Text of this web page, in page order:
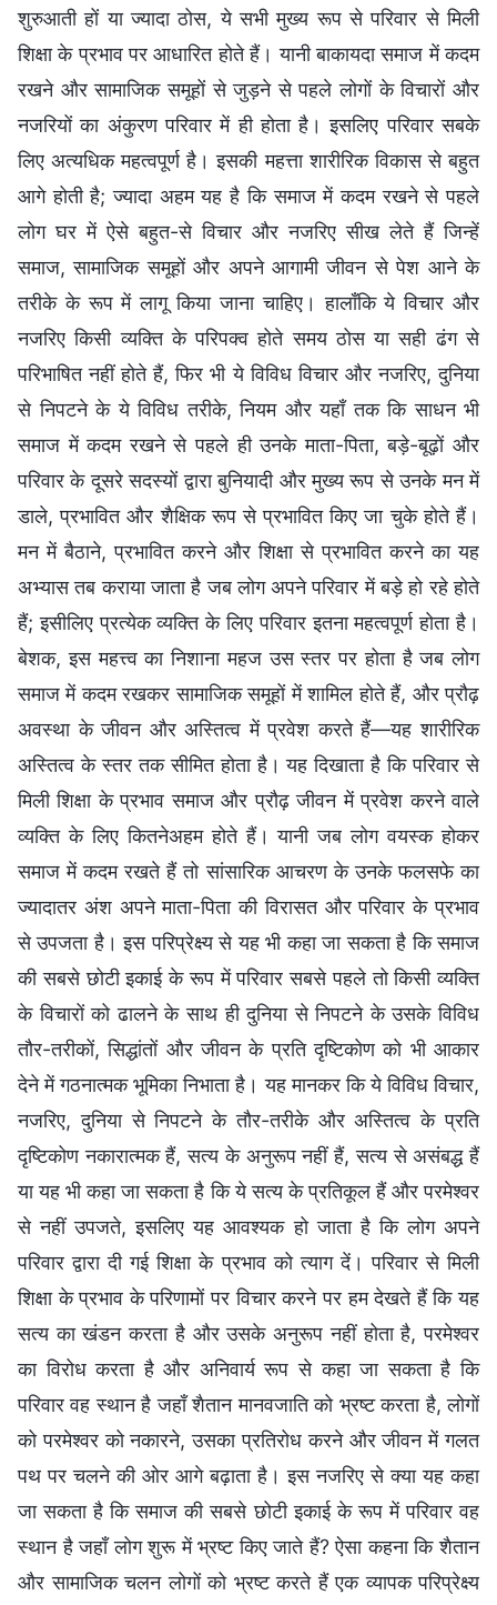
शुरुआती हों या ज्यादा ठोस, ये सभी मुख्य रूप से परिवार से मिली
शिक्षा के प्रभाव पर आधारित होते हैं। यानी बाकायदा समाज में कदम
रखने और सामाजिक समूहों से जुड़ने से पहले लोगों के विचारों और
नजरियों का अंकुरण परिवार में ही होता है। इसलिए परिवार सबके
लिए अत्यधिक महत्वपूर्ण है। इसकी महत्ता शारीरिक विकास से बहुत
आगे होती है; ज्यादा अहम यह है कि समाज में कदम रखने से पहले
लोग घर में ऐसे बहुत-से विचार और नजरिए सीख लेते हैं जिन्हें
समाज, सामाजिक समूहों और अपने आगामी जीवन से पेश आने के
तरीके के रूप में लागू किया जाना चाहिए। हालाँकि ये विचार और
नजरिए किसी व्यक्ति के परिपक्व होते समय ठोस या सही ढंग से
परिभाषित नहीं होते हैं, फिर भी ये विविध विचार और नजरिए, दुनिया
से निपटने के ये विविध तरीके, नियम और यहाँ तक कि साधन भी
समाज में कदम रखने से पहले ही उनके माता-पिता, बड़े-बूढ़ों और
परिवार के दूसरे सदस्यों द्वारा बुनियादी और मुख्य रूप से उनके मन में
डाले, प्रभावित और शैक्षिक रूप से प्रभावित किए जा चुके होते हैं।
मन में बैठाने, प्रभावित करने और शिक्षा से प्रभावित करने का यह
अभ्यास तब कराया जाता है जब लोग अपने परिवार में बड़े हो रहे होते
हैं; इसीलिए प्रत्येक व्यक्ति के लिए परिवार इतना महत्वपूर्ण होता है।
बेशक, इस महत्त्व का निशाना महज उस स्तर पर होता है जब लोग
समाज में कदम रखकर सामाजिक समूहों में शामिल होते हैं, और प्रौढ़
अवस्था के जीवन और अस्तित्व में प्रवेश करते हैं—यह शारीरिक
अस्तित्व के स्तर तक सीमित होता है। यह दिखाता है कि परिवार से
मिली शिक्षा के प्रभाव समाज और प्रौढ़ जीवन में प्रवेश करने वाले
व्यक्ति के लिए कितनेअहम होते हैं। यानी जब लोग वयस्क होकर
समाज में कदम रखते हैं तो सांसारिक आचरण के उनके फलसफे का
ज्यादातर अंश अपने माता-पिता की विरासत और परिवार के प्रभाव
से उपजता है। इस परिप्रेक्ष्य से यह भी कहा जा सकता है कि समाज
की सबसे छोटी इकाई के रूप में परिवार सबसे पहले तो किसी व्यक्ति
के विचारों को ढालने के साथ ही दुनिया से निपटने के उसके विविध
तौर-तरीकों, सिद्धांतों और जीवन के प्रति दृष्टिकोण को भी आकार
देने में गठनात्मक भूमिका निभाता है। यह मानकर कि ये विविध विचार,
नजरिए, दुनिया से निपटने के तौर-तरीके और अस्तित्व के प्रति
दृष्टिकोण नकारात्मक हैं, सत्य के अनुरूप नहीं हैं, सत्य से असंबद्ध हैं
या यह भी कहा जा सकता है कि ये सत्य के प्रतिकूल हैं और परमेश्वर
से नहीं उपजते, इसलिए यह आवश्यक हो जाता है कि लोग अपने
परिवार द्वारा दी गई शिक्षा के प्रभाव को त्याग दें। परिवार से मिली
शिक्षा के प्रभाव के परिणामों पर विचार करने पर हम देखते हैं कि यह
सत्य का खंडन करता है और उसके अनुरूप नहीं होता है, परमेश्वर
का विरोध करता है और अनिवार्य रूप से कहा जा सकता है कि
परिवार वह स्थान है जहाँ शैतान मानवजाति को भ्रष्ट करता है, लोगों
को परमेश्वर को नकारने, उसका प्रतिरोध करने और जीवन में गलत
पथ पर चलने की ओर आगे बढ़ाता है। इस नजरिए से क्या यह कहा
जा सकता है कि समाज की सबसे छोटी इकाई के रूप में परिवार वह
स्थान है जहाँ लोग शुरू में भ्रष्ट किए जाते हैं? ऐसा कहना कि शैतान
और सामाजिक चलन लोगों को भ्रष्ट करते हैं एक व्यापक परिप्रेक्ष्य